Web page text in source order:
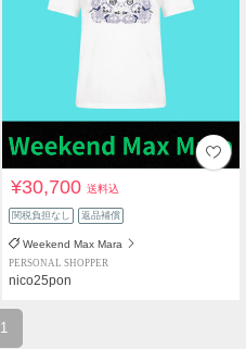
¥30,700送料込
関税負担なし 返品補償
Weekend Max Mara
PERSONAL SHOPPER
nico25pon
1